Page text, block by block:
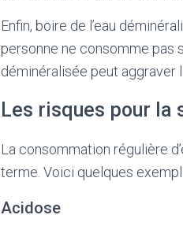
Enfin, boire de l’eau
personne ne consomme pas
déminéralisée peut aggraver
Les risques pour la
La consommation régulière
terme. Voici quelques
Acidose